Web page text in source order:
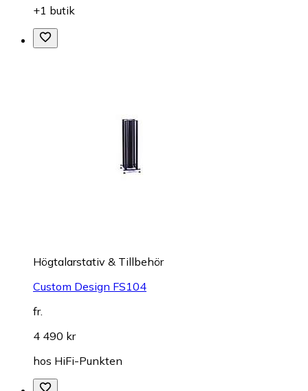
+1 butik
Högtalarstativ & Tillbehör
Custom Design FS104
fr.
4 490 kr
hos HiFi-Punkten